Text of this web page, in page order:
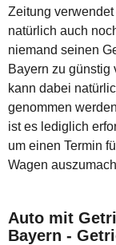
Zeitung
natürlich auch
niemand seinen
Bayern zu günstig
kann dabei
genommen
ist es lediglich
um einen Termin
Wagen
Auto mit
Bayern -